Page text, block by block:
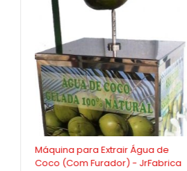
-9%
Máquina para Extrair Água de
Coco (Com Furador) - JrFabrica